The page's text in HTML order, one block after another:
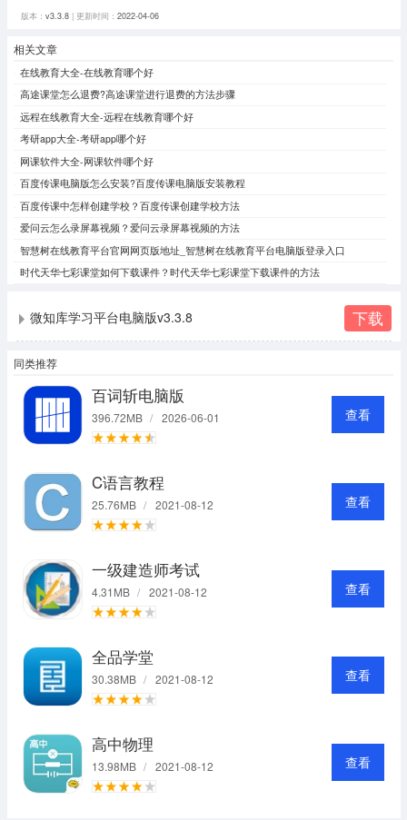
版本： v3.3.8| 更新时间： 2022-04-06
相关文章
在线教育大全-在线教育哪个好
高途课堂怎么退费?高途课堂进行退费的方法步骤
远程在线教育大全-远程在线教育哪个好
考研app大全-考研app哪个好
网课软件大全-网课软件哪个好
百度传课电脑版怎么安装?百度传课电脑版安装教程
百度传课中怎样创建学校？百度传课创建学校方法
爱问云怎么录屏幕视频？爱问云录屏幕视频的方法
智慧树在线教育平台官网网页版地址_智慧树在线教育平台电脑版登录入口
时代天华七彩课堂如何下载课件？时代天华七彩课堂下载课件的方法
微知库学习平台电脑版v3.3.8 下载
同类推荐
百词斩电脑版
396.72MB / 2026-06-01 查看
C语言教程
25.76MB / 2021-08-12 查看
一级建造师考试
4.31MB / 2021-08-12 查看
全品学堂
30.38MB / 2021-08-12 查看
高中物理
13.98MB / 2021-08-12 查看